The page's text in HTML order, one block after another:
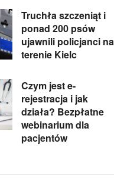
Truchła szczeniąt i
ponad 200 psów
ujawnili policjanci na
terenie Kielc
Czym jest e-
rejestracja i jak
działa? Bezpłatne
webinarium dla
pacjentów